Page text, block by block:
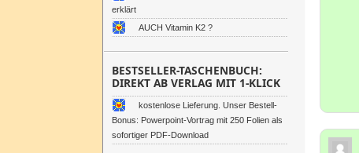
erklärt
AUCH Vitamin K2 ?
BESTSELLER-TASCHENBUCH:
DIREKT AB VERLAG MIT 1-KLICK
kostenlose Lieferung. Unser Bestell-
Bonus: Powerpoint-Vortrag mit 250 Folien als
sofortiger PDF-Download